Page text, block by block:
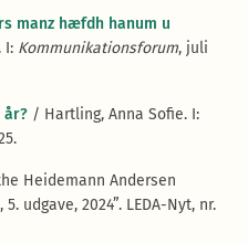
manz hæfdh hanum u
I: Kommunikationsforum, juli
år?/ Hartling, Anna Sofie. I:
Heidemann Andersen
udgave, 2024”. LEDA-Nyt, nr.